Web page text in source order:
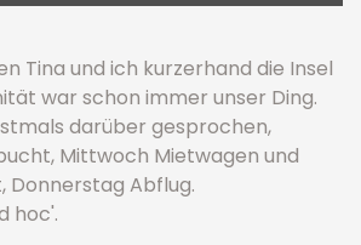
Tina und ich kurzerhand die Insel
war schon immer unser Ding.
darüber gesprochen,
Mittwoch Mietwagen und
Donnerstag Abflug.
hoc'.